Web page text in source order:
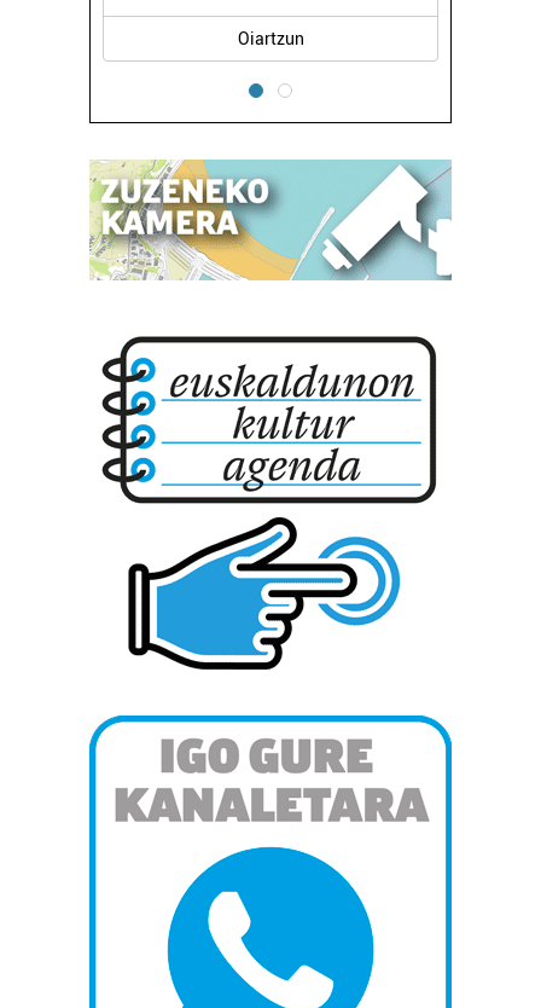
Lortu zure datu pertsonalak prozesatzeko moduari
zure baimena Cookieen adierazpenean.
Webgune honek cookie propioak eta hirugarrenen cookie-
fitxategiak erabiltzen ditu. Zure esperientzia eta
erabiltzeko baimen esplizitua ematen diguzu.Gehiago
Oiartzun